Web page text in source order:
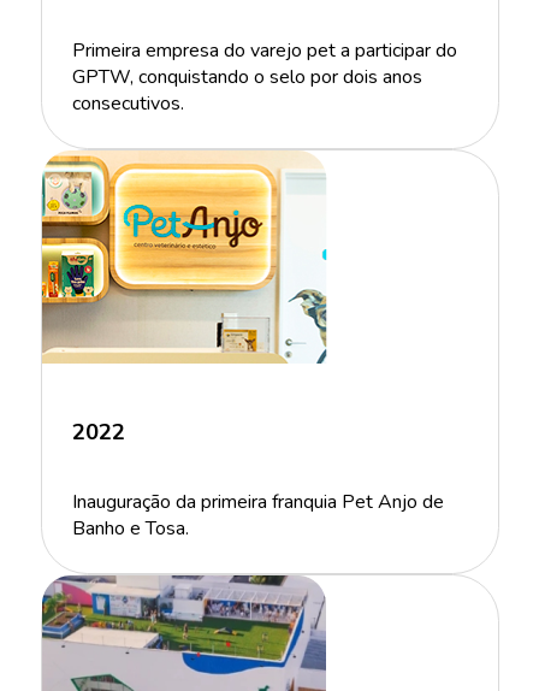
Primeira empresa do varejo pet a participar do
GPTW, conquistando o selo por dois anos
consecutivos.
2022
Inauguração da primeira franquia Pet Anjo de
Banho e Tosa.